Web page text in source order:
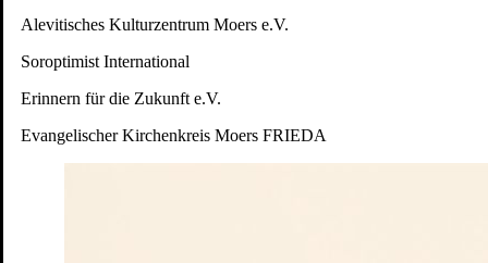
Alevitisches Kulturzentrum Moers e.V.
Soroptimist International
Erinnern für die Zukunft e.V.
Evangelischer Kirchenkreis Moers FRIEDA